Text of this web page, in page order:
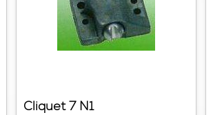
Cliquet 7 N1